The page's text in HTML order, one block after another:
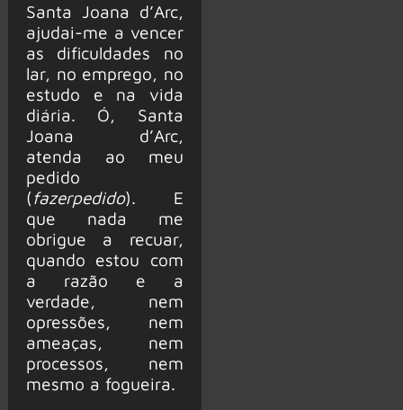
Santa Joana d’Arc,
ajudai-me a vencer
as dificuldades no
lar, no emprego, no
estudo e na vida
diária. Ó, Santa
Joana d’Arc,
atenda ao meu
pedido
(fazerpedido). E
que nada me
obrigue a recuar,
quando estou com
a razão e a
verdade, nem
opressões, nem
ameaças, nem
processos, nem
mesmo a fogueira.